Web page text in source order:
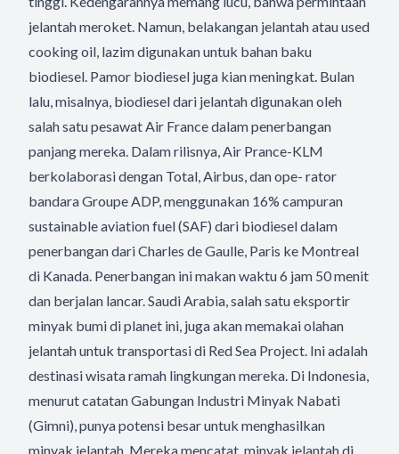
jelantah meroket. Namun, belakangan jelantah atau used
cooking oil, lazim digunakan untuk bahan baku
biodiesel. Pamor biodiesel juga kian meningkat. Bulan
lalu, misalnya, biodiesel dari jelantah digunakan oleh
salah satu pesawat Air France dalam penerbangan
panjang mereka. Dalam rilisnya, Air Prance-KLM
berkolaborasi dengan Total, Airbus, dan ope- rator
bandara Groupe ADP, menggunakan 16% campuran
sustainable aviation fuel (SAF) dari biodiesel dalam
penerbangan dari Charles de Gaulle, Paris ke Montreal
di Kanada. Penerbangan ini makan waktu 6 jam 50 menit
dan berjalan lancar. Saudi Arabia, salah satu eksportir
minyak bumi di planet ini, juga akan memakai olahan
jelantah untuk transportasi di Red Sea Project. Ini adalah
destinasi wisata ramah lingkungan mereka. Di Indonesia,
menurut catatan Gabungan Industri Minyak Nabati
(Gimni), punya potensi besar untuk menghasilkan
minyak jelantah. Mereka mencatat, minyak jelantah di